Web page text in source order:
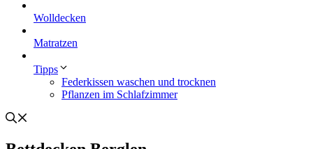
Wolldecken
Matratzen
Tipps
Federkissen waschen und trocknen
Pflanzen im Schlafzimmer